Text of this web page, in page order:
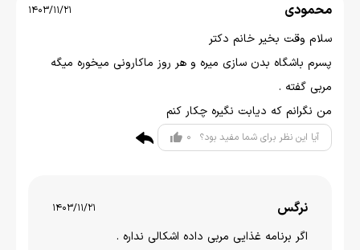
محمودی 1403/11/21
سلام وقت بخیر خانم دکتر
پسرم باشگاه بدن سازی میره و هر روز ماکارونی میخوره میگه
مربی گفته .
من نگرانم که دیابت نگیره چکار کنم
آیا این نظر برای شما مفید بود؟ 0
نرگس 1403/11/21
اگر برنامه غذایی مربی داده اشکالی نداره .